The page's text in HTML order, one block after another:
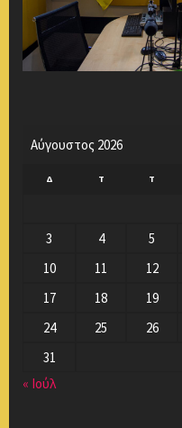
Αύγουστος 2026
Δ Τ Τ
3
4 5
10
11 12
17
18 19
24
25 26
31
« Ιούλ